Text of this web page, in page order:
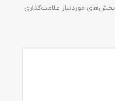
بخش‌های موردنیاز علامت‌گذاری